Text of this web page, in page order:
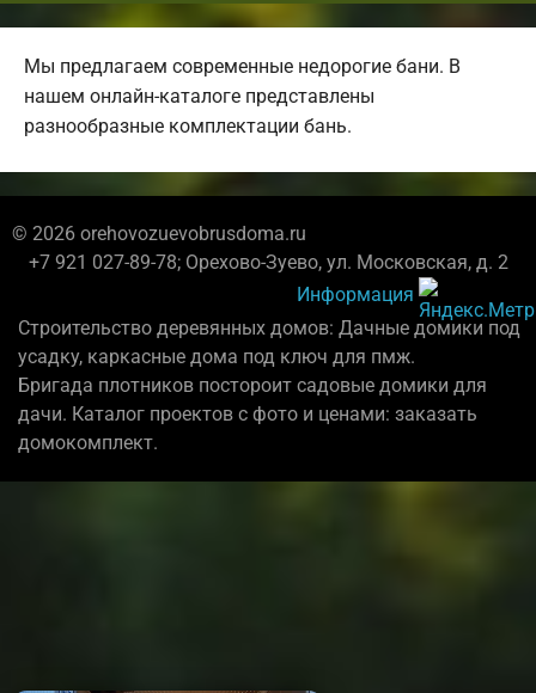
Мы предлагаем современные недорогие бани. В
нашем онлайн-каталоге представлены
разнообразные комплектации бань.
© 2026 orehovozuevobrusdoma.ru
+7 921 027-89-78; Орехово-Зуево, ул. Московская, д. 2
Информация
Строительство деревянных домов: Дачные домики под
усадку, каркасные дома под ключ для пмж.
Бригада плотников постороит садовые домики для
дачи. Каталог проектов с фото и ценами: заказать
домокомплект.